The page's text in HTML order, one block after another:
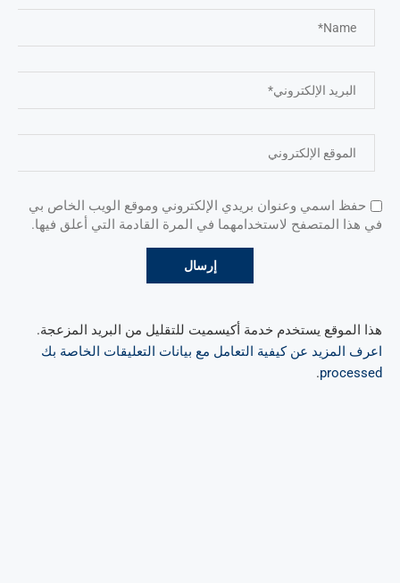
حفظ اسمي وعنوان بريدي الإلكتروني وموقع الويب الخاص بي
في هذا المتصفح لاستخدامهما في المرة القادمة التي أعلق فيها.
هذا الموقع يستخدم خدمة أكيسميت للتقليل من البريد المزعجة.
اعرف المزيد عن كيفية التعامل مع بيانات التعليقات الخاصة بك
processed
.